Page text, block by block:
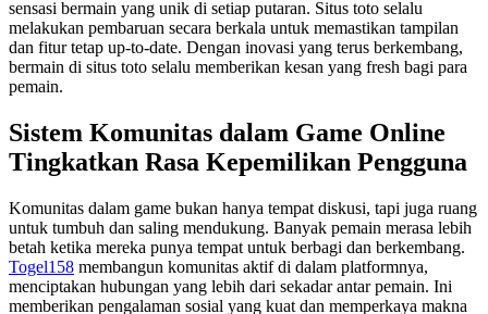
sensasi bermain yang unik di setiap putaran. Situs toto selalu
melakukan pembaruan secara berkala untuk memastikan tampilan
dan fitur tetap up-to-date. Dengan inovasi yang terus berkembang,
bermain di situs toto selalu memberikan kesan yang fresh bagi para
pemain.
Sistem Komunitas dalam Game Online
Tingkatkan Rasa Kepemilikan Pengguna
Komunitas dalam game bukan hanya tempat diskusi, tapi juga ruang
untuk tumbuh dan saling mendukung. Banyak pemain merasa lebih
betah ketika mereka punya tempat untuk berbagi dan berkembang.
Togel158 membangun komunitas aktif di dalam platformnya,
menciptakan hubungan yang lebih dari sekadar antar pemain. Ini
memberikan pengalaman sosial yang kuat dan memperkaya makna